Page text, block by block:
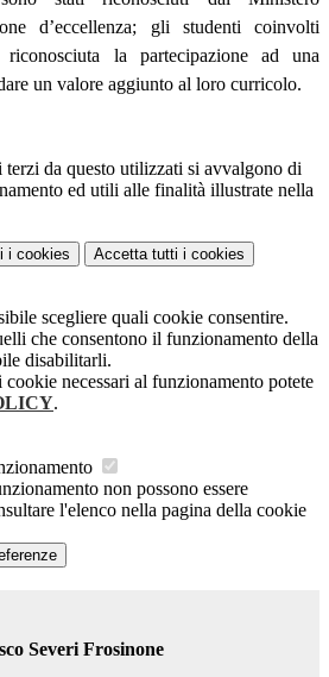
d’eccellenza; gli studenti coinvolti
la partecipazione ad una
un valore aggiunto al loro curricolo.
da questo utilizzati si avvalgono di
ed utili alle finalità illustrate nella
i cookies Accetta tutti i cookies
scegliere quali cookie consentire.
che consentono il funzionamento della
disabilitarli.
necessari al funzionamento potete
.
non possono essere
l'elenco nella pagina della cookie
Severi Frosinone